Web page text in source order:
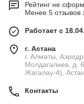
Рейтинг не
Менее 5 отзывов
Работает с
г. Астана
г. Алматы,
Молдагалиев, д.
Жагалау-4),
Контакты